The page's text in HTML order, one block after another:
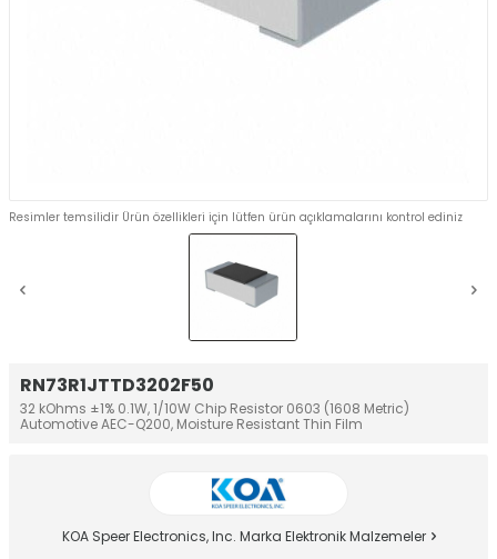
RN73R1JTTD3202F50
32 kOhms ±1% 0.1W, 1/10W Chip Resistor 0603 (1608 Metric)
Automotive AEC-Q200, Moisture Resistant Thin Film
Resimler temsilidir Ürün özellikleri için lütfen ürün açıklamalarını kontrol ediniz
KOA Speer Electronics, Inc. Marka Elektronik Malzemeler